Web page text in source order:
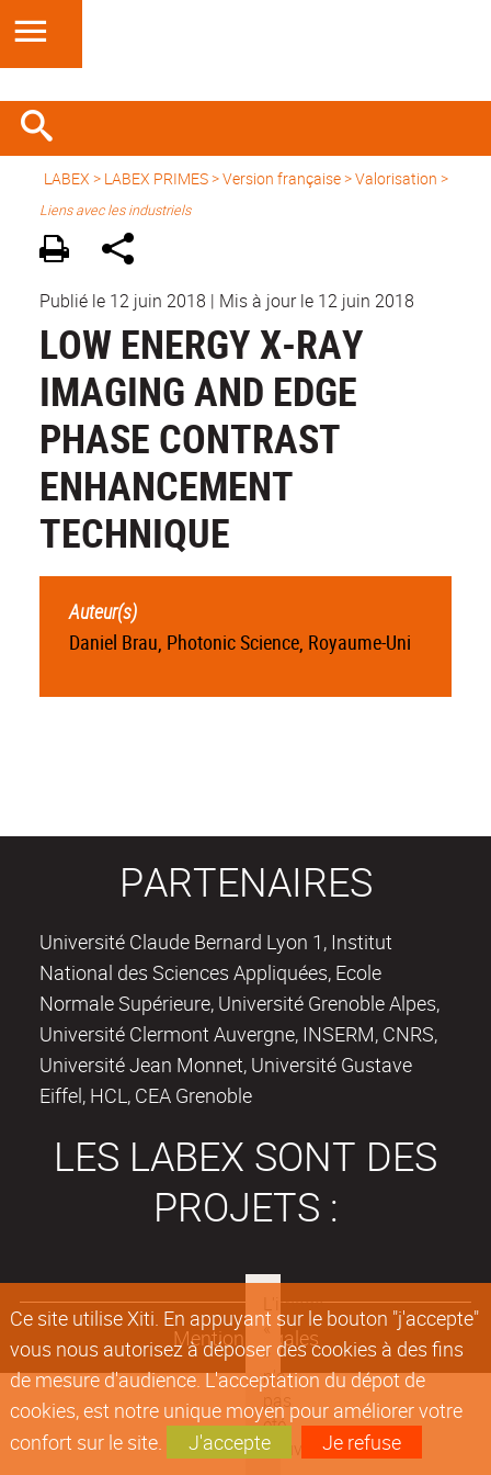
Ce site utilise Xiti. En appuyant sur le bouton "j'accepte"
vous nous autorisez à déposer des cookies à des fins
de mesure d'audience. L'acceptation du dépot de
cookies, est notre unique moyen pour améliorer votre
confort sur le site.
J'accepte Je refuse
LABEX > LABEX PRIMES>Version française> Valorisation >
Liens avec les industriels
Publié le 12 juin 2018 | Mis à jour le 12 juin 2018
LOW ENERGY X-RAY
IMAGING AND EDGE
PHASE CONTRAST
ENHANCEMENT
TECHNIQUE
Auteur(s)
Daniel Brau, Photonic Science, Royaume-Uni
PARTENAIRES
Université Claude Bernard Lyon 1, Institut
National des Sciences Appliquées, Ecole
Normale Supérieure, Université Grenoble Alpes,
Université Clermont Auvergne, INSERM, CNRS,
Université Jean Monnet, Université Gustave
Eiffel, HCL, CEA Grenoble
LES LABEX SONT DES
PROJETS :
Mentions légales